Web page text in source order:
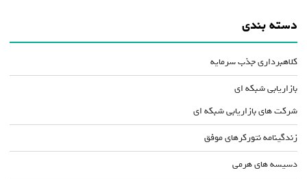
دسته بندی
کلاهبرداری جذب سرمایه
بازاریابی شبکه ای
شرکت های بازاریابی شبکه ای
زندگینامه نتورکرهای موفق
دسیسه های هرمی